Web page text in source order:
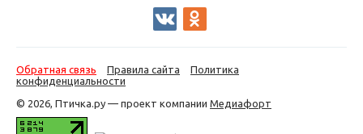
Обратная связь Правила сайта
Политика
конфиденциальности
© 2026, Птичка.ру — проект компании Медиафорт